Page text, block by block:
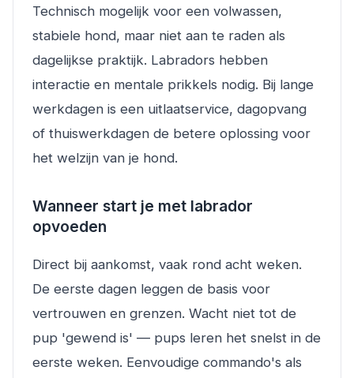
Technisch mogelijk voor een volwassen,
stabiele hond, maar niet aan te raden als
dagelijkse praktijk. Labradors hebben
interactie en mentale prikkels nodig. Bij lange
werkdagen is een uitlaatservice, dagopvang
of thuiswerkdagen de betere oplossing voor
het welzijn van je hond.
Wanneer start je met labrador
opvoeden
Direct bij aankomst, vaak rond acht weken.
De eerste dagen leggen de basis voor
vertrouwen en grenzen. Wacht niet tot de
pup 'gewend is' — pups leren het snelst in de
eerste weken. Eenvoudige commando's als